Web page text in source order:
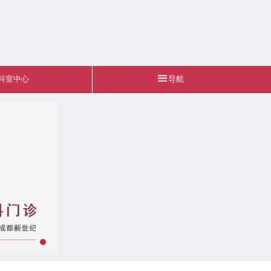
室中心 导航